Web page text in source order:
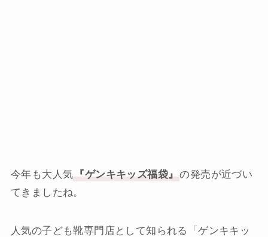
今年も大人気 『ゲンキキッズ福袋』 の発売が近づい
てきましたね。
人気の子ども靴専門店として知られる「ゲンキキッ